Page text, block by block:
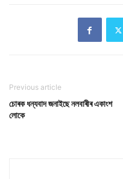
Previous article
চোৰক ধন্যবাদ জনাইছে নলবাৰীৰ একাংশ
লোকে